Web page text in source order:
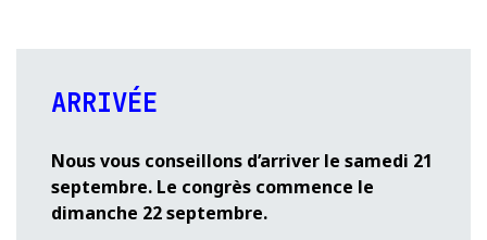
ARRIVÉE
Nous vous conseillons d’arriver le samedi 21
septembre. Le congrès commence le
dimanche 22 septembre.